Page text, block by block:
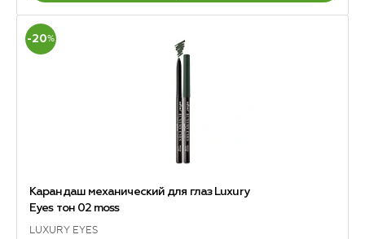
-20%
Карандаш механический для глаз Luxury
Eyes тон 02 moss
LUXURY EYES